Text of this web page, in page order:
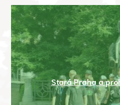
Stará Praha a